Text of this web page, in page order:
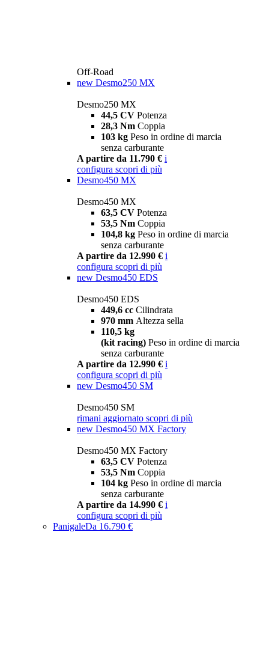
Off-Road
new Desmo250 MX
Desmo250 MX
44,5 CV Potenza
28,3 Nm Coppia
103 kg Peso in ordine di marcia
senza carburante
A partire da 11.790 € i
configura scopri di più
Desmo450 MX
Desmo450 MX
63,5 CV Potenza
53,5 Nm Coppia
104,8 kg Peso in ordine di marcia
senza carburante
A partire da 12.990 € i
configura scopri di più
new Desmo450 EDS
Desmo450 EDS
449,6 cc Cilindrata
970 mm Altezza sella
110,5 kg
(kit racing) Peso in ordine di marcia
senza carburante
A partire da 12.990 € i
configura scopri di più
new Desmo450 SM
Desmo450 SM
rimani aggiornato scopri di più
new Desmo450 MX Factory
Desmo450 MX Factory
63,5 CV Potenza
53,5 Nm Coppia
104 kg Peso in ordine di marcia
senza carburante
A partire da 14.990 € i
configura scopri di più
PanigaleDa 16.790 €